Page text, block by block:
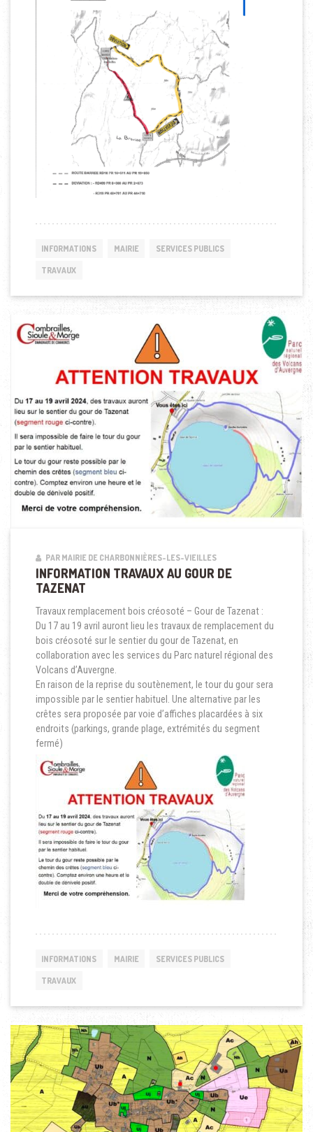
INFORMATIONS MAIRIE SERVICES PUBLICS
TRAVAUX
PAR MAIRIE DE CHARBONNIÈRES-LES-VIEILLES
INFORMATION TRAVAUX AU GOUR DE
TAZENAT
Travaux remplacement bois créosoté – Gour de Tazenat :
Du 17 au 19 avril auront lieu les travaux de remplacement du
bois créosoté sur le sentier du gour de Tazenat, en
collaboration avec les services du Parc naturel régional des
Volcans d’Auvergne.
En raison de la reprise du soutènement, le tour du gour sera
impossible par le sentier habituel. Une alternative par les
crêtes sera proposée par voie d’affiches placardées à six
endroits (parkings, grande plage, extrémités du segment
fermé)
INFORMATIONS MAIRIE SERVICES PUBLICS
TRAVAUX